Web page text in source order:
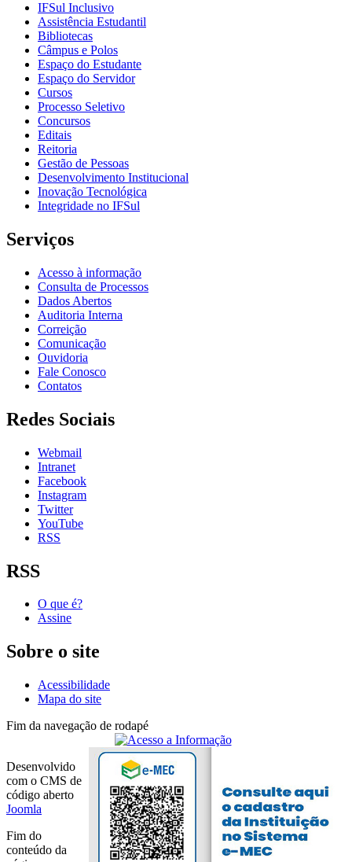
IFSul Inclusivo
Assistência Estudantil
Bibliotecas
Câmpus e Polos
Espaço do Estudante
Espaço do Servidor
Cursos
Processo Seletivo
Concursos
Editais
Reitoria
Gestão de Pessoas
Desenvolvimento Institucional
Inovação Tecnológica
Integridade no IFSul
Serviços
Acesso à informação
Consulta de Processos
Dados Abertos
Auditoria Interna
Correição
Comunicação
Ouvidoria
Fale Conosco
Contatos
Redes Sociais
Webmail
Intranet
Facebook
Instagram
Twitter
YouTube
RSS
RSS
O que é?
Assine
Sobre o site
Acessibilidade
Mapa do site
Fim da navegação de rodapé
Desenvolvido
com o CMS de
código aberto
Joomla
Fim do
conteúdo da